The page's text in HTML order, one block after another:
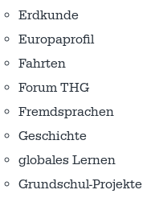
Erdkunde
Europaprofil
Fahrten
Forum THG
Fremdsprachen
Geschichte
globales Lernen
Grundschul-Projekte